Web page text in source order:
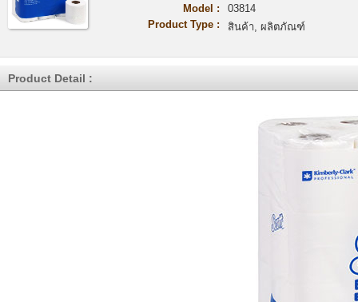
Model :
03814
Product Type :
สินค้า, ผลิตภัณฑ์
Product Detail :